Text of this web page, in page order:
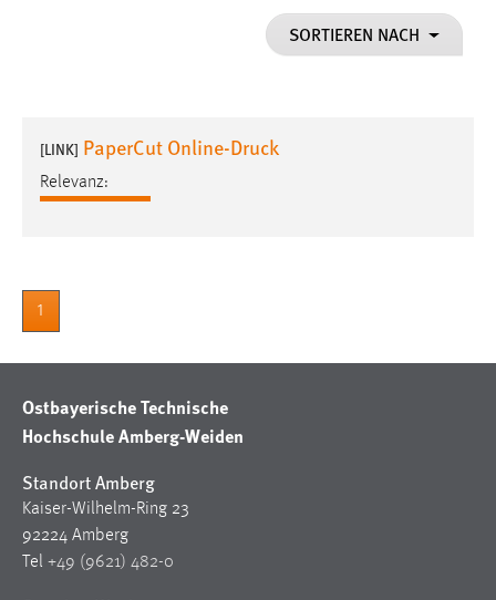
SORTIEREN NACH
[LINK] PaperCut Online-Druck
Relevanz:
1
Ostbayerische Technische
Hochschule Amberg-Weiden
Standort Amberg
Kaiser-Wilhelm-Ring 23
92224 Amberg
Tel +49 (9621) 482-0
Dieser Cookie speichert die ausgewählten Einverständnis-
Performance
Sprachpräferenz
site-language-preference
Zweck:
Das Cookie speichert die gewählte Sprache der Website.